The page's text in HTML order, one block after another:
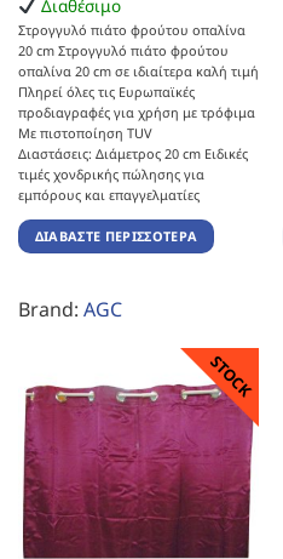
Διαθέσιμο
Στρογγυλό πιάτο φρούτου οπαλίνα
20 cm Στρογγυλό πιάτο φρούτου
οπαλίνα 20 cm σε ιδιαίτερα καλή τιμή
Πληρεί όλες τις Ευρωπαϊκές
προδιαγραφές για χρήση με τρόφιμα
Με πιστοποίηση TUV
Διαστάσεις: Διάμετρος 20 cm Ειδικές
τιμές χονδρικής πώλησης για
εμπόρους και επαγγελματίες
ΔΙΑΒΆΣΤΕ ΠΕΡΙΣΣΌΤΕΡΑ
Brand: AGC
STOCK